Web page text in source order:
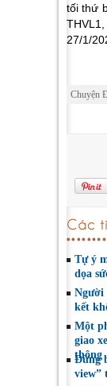
tối thứ
27/1/
Chuyện
Các
Tự ý
dọa
Người
kết
Một
giao
thông
Đừng
view”